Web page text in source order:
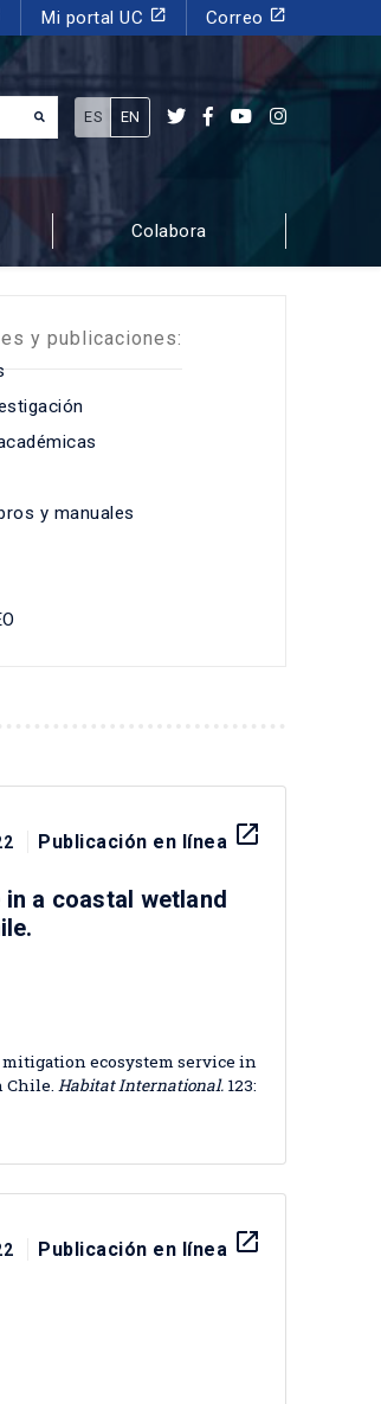
Mi portal UC launch Correo launch
ES EN
Colabora
y publicaciones:
y manuales
Publicación en línea launch
a coastal wetland
mitigation ecosystem service in
Chile.Habitat International. 123:
Publicación en línea launch